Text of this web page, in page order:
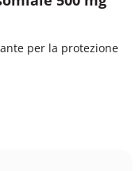
per la protezione